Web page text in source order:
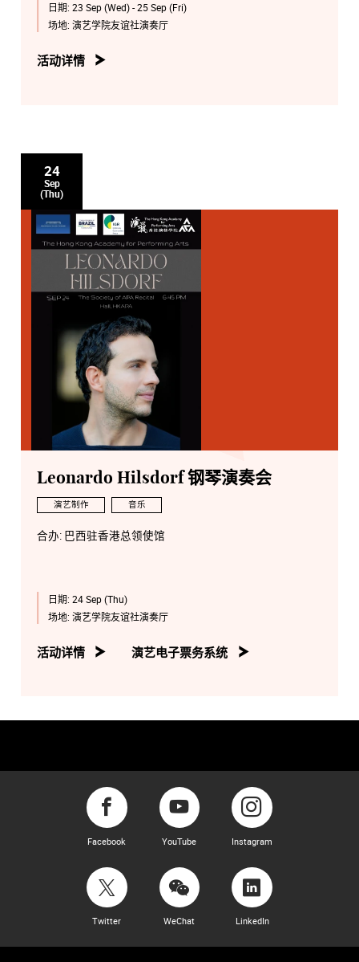
日期: 23 Sep (Wed) - 25 Sep (Fri)
场地: 演艺学院友谊社演奏厅
活动详情
24
Sep
(Thu)
Leonardo Hilsdorf 钢琴演奏会
演艺制作 音乐
合办: 巴西驻香港总领使馆
日期: 24 Sep (Thu)
场地: 演艺学院友谊社演奏厅
活动详情 演艺电子票务系统
Facebook YouTube Instagram
Twitter WeChat LinkedIn